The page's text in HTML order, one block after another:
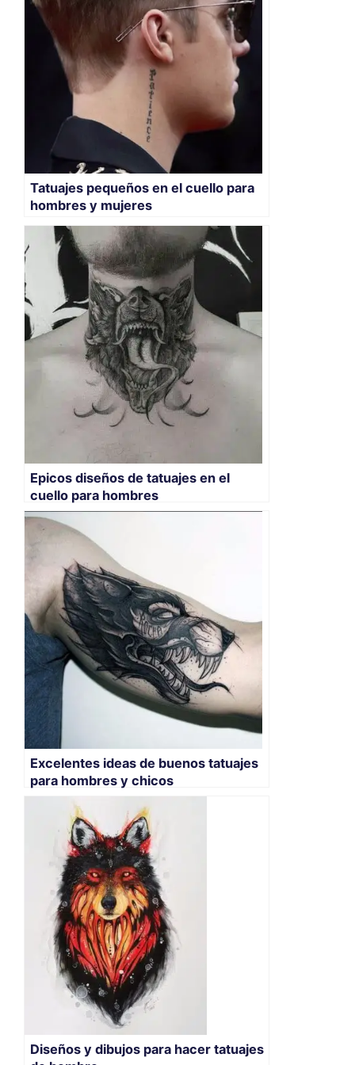
Tatuajes pequeños en el cuello para
hombres y mujeres
Epicos diseños de tatuajes en el
cuello para hombres
Excelentes ideas de buenos tatuajes
para hombres y chicos
Diseños y dibujos para hacer tatuajes